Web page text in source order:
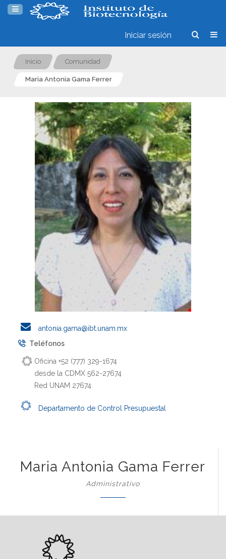
Iniciar sesión
Inicio Comunidad
Maria Antonia Gama Ferrer
antonia.gama@ibt.unam.mx
Teléfonos
Oficina +52 (777) 329-1674
desde la CDMX 562-27674
Red UNAM 27674
Departamento de Control Presupuestal
Maria Antonia Gama Ferrer
Administrativo